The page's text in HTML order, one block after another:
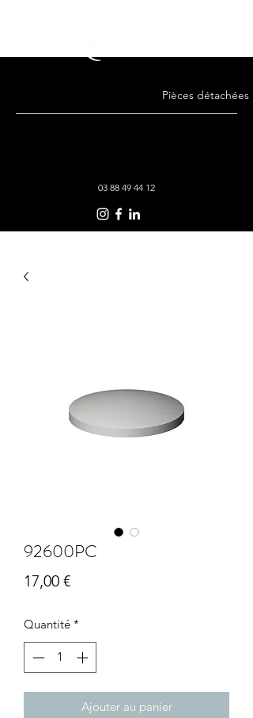
Pièces détachées
03 88 49 44 12
92600PC
17,00 €Prix
Quantité *
Ajouter au panier